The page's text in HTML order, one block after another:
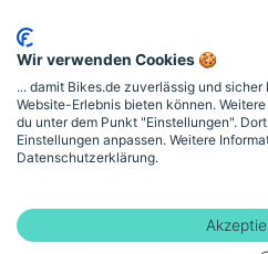
429,00€¹
379,00€
+ 2 Farben
Zweirad Fuhr GmbH
338 km
Wir verwenden Cookies 🍪
... damit Bikes.de zuverlässig und
Website-Erlebnis bieten können.
du unter dem Punkt "Einstellungen".
Einstellungen anpassen. Weitere
Datenschutzerklärung.